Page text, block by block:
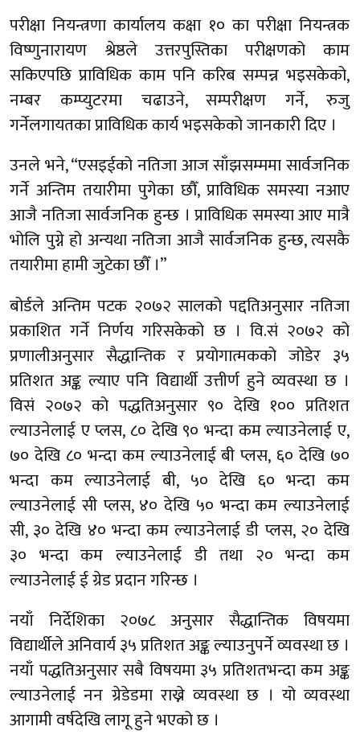
परीक्षा नियन्त्रणा कार्यालय कक्षा १० का परीक्षा नियन्त्रक
विष्णुनारायण श्रेष्ठले उत्तरपुस्तिका परीक्षणको काम
सकिएपछि प्राविधिक काम पनि करिब सम्पन्न भइसकेको,
नम्बर कम्प्युटरमा चढाउने, सम्परीक्षण गर्ने, रुजु
गर्नेलगायतका प्राविधिक कार्य भइसकेको जानकारी दिए ।
उनले भने, “एसइईको नतिजा आज साँझसम्ममा सार्वजनिक
गर्ने अन्तिम तयारीमा पुगेका छौँ, प्राविधिक समस्या नआए
आजै नतिजा सार्वजनिक हुन्छ । प्राविधिक समस्या आए मात्रै
भोलि पुग्ने हो अन्यथा नतिजा आजै सार्वजनिक हुन्छ, त्यसकै
तयारीमा हामी जुटेका छौँ ।”
बोर्डले अन्तिम पटक २०७२ सालको पद्दतिअनुसार नतिजा
प्रकाशित गर्ने निर्णय गरिसकेको छ । वि.सं २०७२ को
प्रणालीअनुसार सैद्धान्तिक र प्रयोगात्मकको जोडेर ३५
प्रतिशत अङ्क ल्याए पनि विद्यार्थी उत्तीर्ण हुने व्यवस्था छ ।
विसं २०७२ को पद्धतिअनुसार ९० देखि १०० प्रतिशत
ल्याउनेलाई ए प्लस, ८० देखि ९० भन्दा कम ल्याउनेलाई ए,
७० देखि ८० भन्दा कम ल्याउनेलाई बी प्लस, ६० देखि ७०
भन्दा कम ल्याउनेलाई बी, ५० देखि ६० भन्दा कम
ल्याउनेलाई सी प्लस, ४० देखि ५० भन्दा कम ल्याउनेलाई
सी, ३० देखि ४० भन्दा कम ल्याउनेलाई डी प्लस, २० देखि
३० भन्दा कम ल्याउनेलाई डी तथा २० भन्दा कम
ल्याउनेलाई ई ग्रेड प्रदान गरिन्छ ।
नयाँ निर्देशिका २०७८ अनुसार सैद्धान्तिक विषयमा
विद्यार्थीले अनिवार्य ३५ प्रतिशत अङ्क ल्याउनुपर्ने व्यवस्था छ ।
नयाँ पद्धतिअनुसार सबै विषयमा ३५ प्रतिशतभन्दा कम अङ्क
ल्याउनेलाई नन ग्रेडेडमा राख्ने व्यवस्था छ । यो व्यवस्था
आगामी वर्षदेखि लागू हुने भएको छ ।